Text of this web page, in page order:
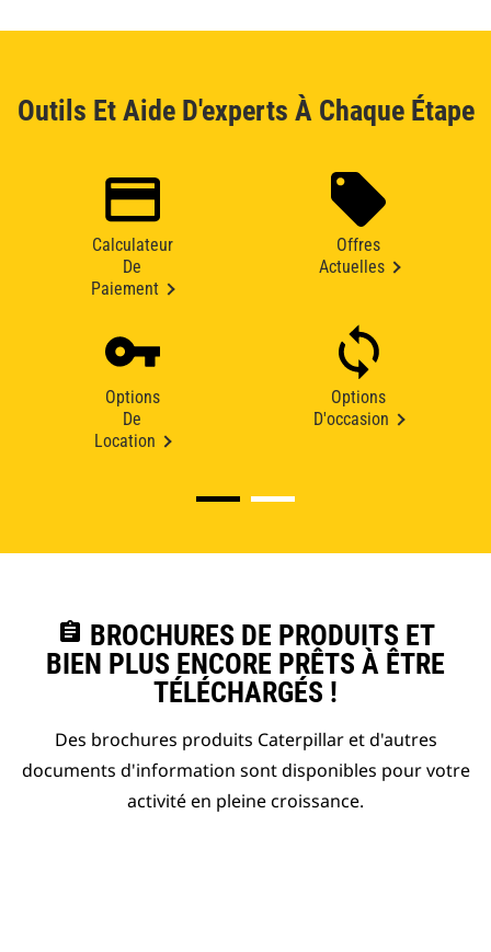
Outils Et Aide D'experts À Chaque Étape
Calculateur
De
Paiement
Offres
Actuelles
Options
De
Location
Options
D'occasion
assignment BROCHURES DE PRODUITS ET
BIEN PLUS ENCORE PRÊTS À ÊTRE
TÉLÉCHARGÉS !
Des brochures produits Caterpillar et d'autres
documents d'information sont disponibles pour votre
activité en pleine croissance.